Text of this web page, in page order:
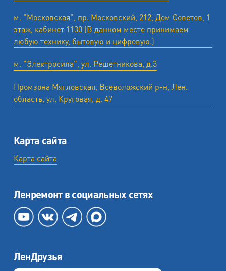
м. "Московская", пр. Московский, 212, Дом Советов, 1
этаж, кабинет 1130 (В данном месте принимаем
любую технику, бытовую и цифровую.)
м. "Электросила", ул. Решетникова, д.3
Промзона Мягловская, Всеволожский р-н, Лен.
область, ул. ​Круговая, д. 47
Карта сайта
Карта сайта
Ленремонт в социальных сетях
ЛенДрузья